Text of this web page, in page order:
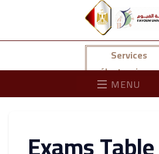
Services
électroniques
MENU